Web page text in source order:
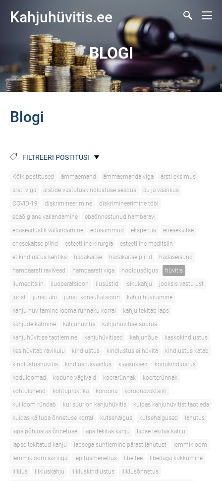
Kahjuhüvitis.ee
BLOGI
Blogi
FILTREERI POSTITUSI
Kõik postitused ämmaemand ämmaemanda viga
arsti eksimus
arsti viga
arstide vastutuskindlustuse seadus
au ja väärikus
COVID-19
diskrimineerimine
diskrimineerimine tööl
ebaõiglane vallandamine
ebaõnnestunud hambaravi
ebaseaduslik vallandamine
edusammud ekspertiis
enesekaitse
enesekaitse piirid
esteetiline kirurgia
esteetiline meditsiin
et kindlustus kehtiks
hädakaitse hädakaitse piirid
hädaseisund
hambaarsti ravivead
hambaarsti viga hooldusõigus
hüvitis
ilumeditsiin
iluoperatsioon ilusüstid isikukahju
jooksis vastu ust
jurist
juristi abi juristi konsultatsioon
kahju hüvitamine
kahju hüvitamine looma rünnaku korral
kahju tekitab laps
kahjude katmine
kahjuhüvitis
kahjuhüvitise suurus
kahjuhüvitise taotlemine
kahjuhüvitised kahjunõue
kaskokindlustus
kes hüvitab ravikulu
kindlustus kindlustus ei hüvita
kindlustus katab
kindlustushüvitis
kindlustusvaidlus klaasuksed
kodukindlustus
koduloomad
kodune vägivald koerarünnak
koerterünnak
kohtulahend
kohtupraktika koroona
koroonavaktsiin
kui loom ründab
kui suur on kahjuhüvitis
kuidas kahjuhüvitist taotleda
kuidas käituda õnnetuse korral
kutsehaigus kutsehaigused
lahutus
laps põhjustas õnnetuse
laps tekitas kahju
lapse tekitas kahju
lapse tekitatud kahju
lapsega suhtlemine pärast lahutust
lemmikloom
lemmikloom sai viga
lepitusmenetlus libe tee
libedaga kukkumine
liiklus
liikluskahju liikluskindlustus
liiklusõnnetus